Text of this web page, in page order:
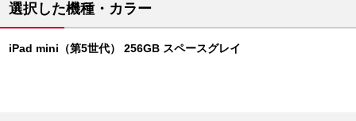
選択した機種・カラー
iPad mini（第5世代） 256GB スペースグレイ